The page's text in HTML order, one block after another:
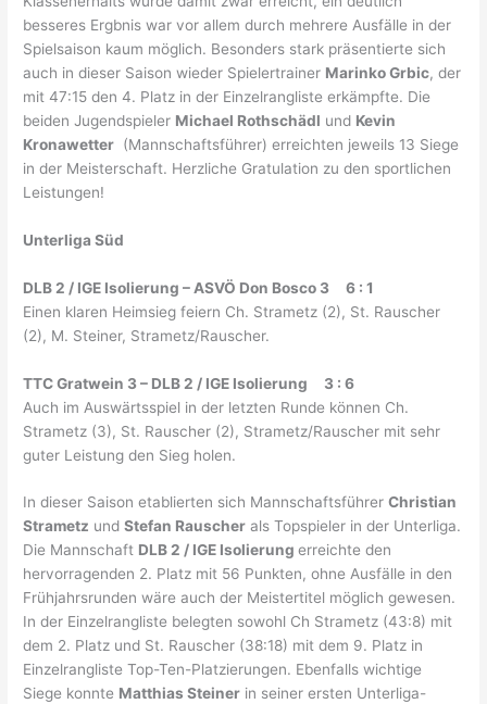
besseres Ergbnis war vor allem durch mehrere Ausfälle in der
Spielsaison kaum möglich. Besonders stark präsentierte sich
auch in dieser Saison wieder Spielertrainer Marinko Grbic, der
mit 47:15 den 4. Platz in der Einzelrangliste erkämpfte. Die
beiden Jugendspieler Michael Rothschädl und Kevin
Kronawetter (Mannschaftsführer) erreichten jeweils 13 Siege
in der Meisterschaft. Herzliche Gratulation zu den sportlichen
Leistungen!
Unterliga Süd
DLB 2 / IGE Isolierung – ASVÖ Don Bosco 3 6 : 1
Einen klaren Heimsieg feiern Ch. Strametz (2), St. Rauscher
(2), M. Steiner, Strametz/Rauscher.
TTC Gratwein 3 – DLB 2 / IGE Isolierung 3 : 6
Auch im Auswärtsspiel in der letzten Runde können Ch.
Strametz (3), St. Rauscher (2), Strametz/Rauscher mit sehr
guter Leistung den Sieg holen.
In dieser Saison etablierten sich MannschaftsführerChristian
Strametz undStefan Rauscher als Topspieler in der Unterliga.
Die Mannschaft DLB 2 / IGE Isolierungerreichte den
hervorragenden 2. Platz mit 56 Punkten, ohne Ausfälle in den
Frühjahrsrunden wäre auch der Meistertitel möglich gewesen.
In der Einzelrangliste belegten sowohl Ch Strametz (43:8) mit
dem 2. Platz und St. Rauscher (38:18) mit dem 9. Platz in
Einzelrangliste Top-Ten-Platzierungen. Ebenfalls wichtige
Siege konnte Matthias Steiner in seiner ersten Unterliga-